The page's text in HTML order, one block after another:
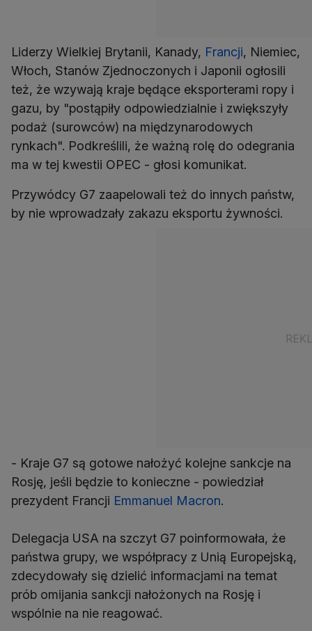
Liderzy Wielkiej Brytanii, Kanady, Francji, Niemiec,
Włoch, Stanów Zjednoczonych i Japonii ogłosili
też, że wzywają kraje będące eksporterami ropy i
gazu, by "postąpiły odpowiedzialnie i zwiększyły
podaż (surowców) na międzynarodowych
rynkach". Podkreślili, że ważną rolę do odegrania
ma w tej kwestii OPEC - głosi komunikat.
Przywódcy G7 zaapelowali też do innych państw,
by nie wprowadzały zakazu eksportu żywności.
- Kraje G7 są gotowe nałożyć kolejne sankcje na
Rosję, jeśli będzie to konieczne - powiedział
prezydent Francji Emmanuel Macron.
Delegacja USA na szczyt G7 poinformowała, że
państwa grupy, we współpracy z Unią Europejską,
zdecydowały się dzielić informacjami na temat
prób omijania sankcji nałożonych na Rosję i
wspólnie na nie reagować.